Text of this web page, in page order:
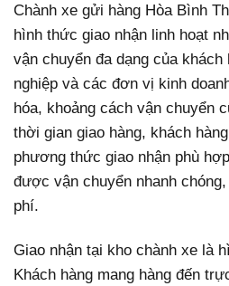
Chành xe gửi hàng Hòa Bình
hình thức giao nhận linh hoạt
vận chuyển đa dạng của khách
nghiệp và các đơn vị kinh
hóa, khoảng cách vận chuyển
thời gian giao hàng, khách
phương thức giao nhận phù
được vận chuyển nhanh
phí.
Giao nhận tại kho chành xe là
Khách hàng mang hàng đến